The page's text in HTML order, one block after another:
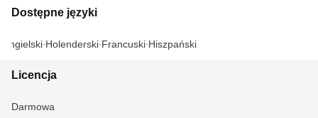
Dostępne języki
Angielski Holenderski Francuski Hiszpański
Licencja
Darmowa